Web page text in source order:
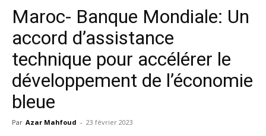
Maroc- Banque Mondiale: Un
accord d’assistance
technique pour accélérer le
développement de l’économie
bleue
Par Azar Mahfoud - 23 février 2023